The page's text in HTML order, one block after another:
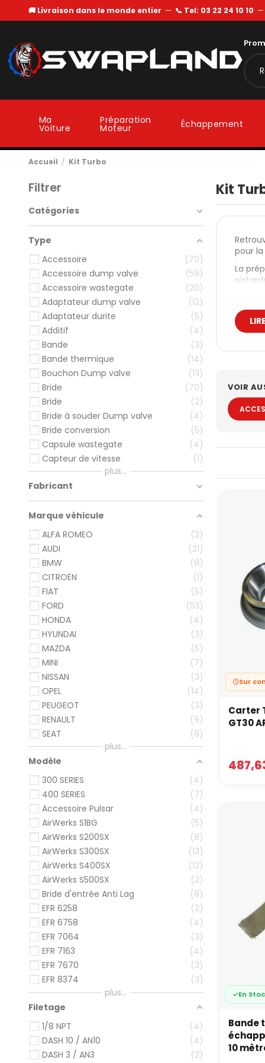
🚚 Livraison dans le monde entier — 📞 Tel: 03 22 24 10 10 —
Ma
Voiture
Préparation
Moteur Échappement
Accueil Kit Turbo
Kit
pour
La
Un kit
Nous
plus
Leurs
haute
Un kit
d'air
VOIR
Sur
Carter
GT30
En
Bande
10
Filtrer
Catégories
Type
Accessoire
70
Accessoire dump valve
59
Accessoire wastegate
20
Adaptateur dump valve
12
Adaptateur durite
5
Additif
4
Bande
3
Bande thermique
14
Bouchon Dump valve
13
Bride
70
Bride
2
Bride à souder Dump valve
4
Bride conversion
5
Capsule wastegate
4
Capteur de vitesse
1
plus...
Fabricant
Marque véhicule
ALFA ROMEO
2
AUDI
21
BMW
8
CITROËN
1
FIAT
5
FORD
53
HONDA
4
HYUNDAI
3
MAZDA
5
MINI
7
NISSAN
3
OPEL
14
PEUGEOT
3
RENAULT
9
SEAT
8
plus...
Modèle
300 SERIES
4
400 SERIES
7
Accessoire Pulsar
4
AirWerks S1BG
5
AirWerks S200SX
8
AirWerks S300SX
13
AirWerks S400SX
12
AirWerks S500SX
2
Bride d'entrée Anti Lag
8
EFR 6258
2
EFR 6758
4
EFR 7064
3
EFR 7163
4
EFR 7670
3
EFR 8374
3
plus...
Filetage
1/8 NPT
4
DASH 10 / AN10
4
DASH 3 / AN3
2